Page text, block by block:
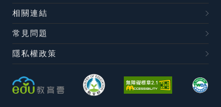
相關連結
常見問題
隱私權政策